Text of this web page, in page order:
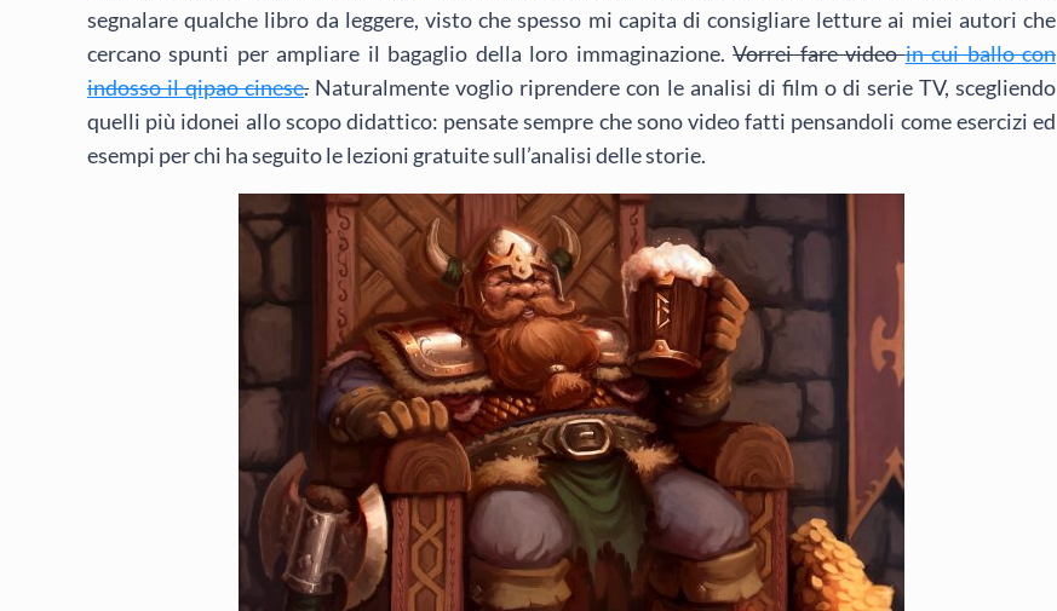
segnalare qualche libro da leggere, visto che spesso mi capita di consigliare letture ai miei autori che
cercano spunti per ampliare il bagaglio della loro immaginazione.Vorrei fare videoin cui ballo con
indosso il qipao cinese.Naturalmente voglio riprendere con le analisi di film o di serie TV, scegliendo
quelli più idonei allo scopo didattico: pensate sempre che sono video fatti pensandoli come esercizi ed
esempi per chi ha seguito le lezioni gratuite sull’analisi delle storie.